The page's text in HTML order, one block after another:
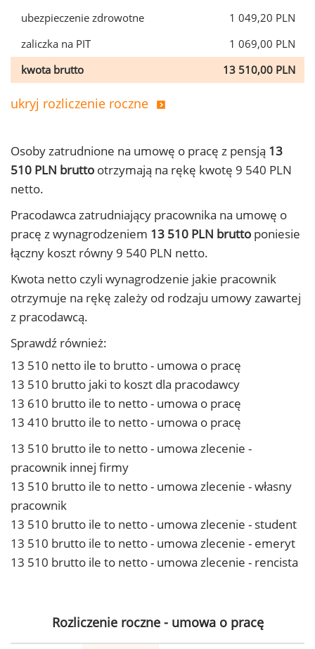
ubezpieczenie zdrowotne
1 049,20 PLN
zaliczka na PIT
1 069,00 PLN
kwota brutto
13 510,00 PLN
ukryj rozliczenie roczne
Osoby zatrudnione na umowę o pracę z pensją 13
510 PLN brutto otrzymają na rękę kwotę 9 540 PLN
netto.
Pracodawca zatrudniający pracownika na umowę o
pracę z wynagrodzeniem 13 510 PLN brutto poniesie
łączny koszt równy 9 540 PLN netto.
Kwota netto czyli wynagrodzenie jakie pracownik
otrzymuje na rękę zależy od rodzaju umowy zawartej
z pracodawcą.
Sprawdź również:
13 510 netto ile to brutto - umowa o pracę
13 510 brutto jaki to koszt dla pracodawcy
13 610 brutto ile to netto - umowa o pracę
13 410 brutto ile to netto - umowa o pracę
13 510 brutto ile to netto - umowa zlecenie -
pracownik innej firmy
13 510 brutto ile to netto - umowa zlecenie - własny
pracownik
13 510 brutto ile to netto - umowa zlecenie - student
13 510 brutto ile to netto - umowa zlecenie - emeryt
13 510 brutto ile to netto - umowa zlecenie - rencista
Rozliczenie roczne - umowa o pracę